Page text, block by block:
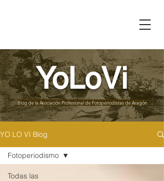
YoLoVi
Blog de la Asociación Profesional de Fotoperiodistas de Aragón
YO LO VI Blog
Todas las
Fotoperiodismo